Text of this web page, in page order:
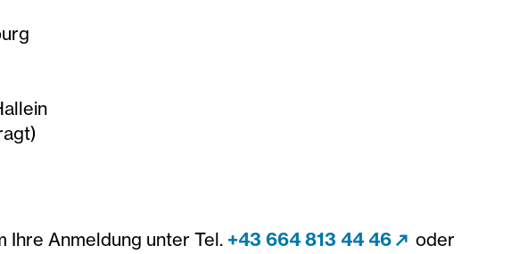
Ihre Anmeldung unter Tel. +43 664 813 44 46
oder